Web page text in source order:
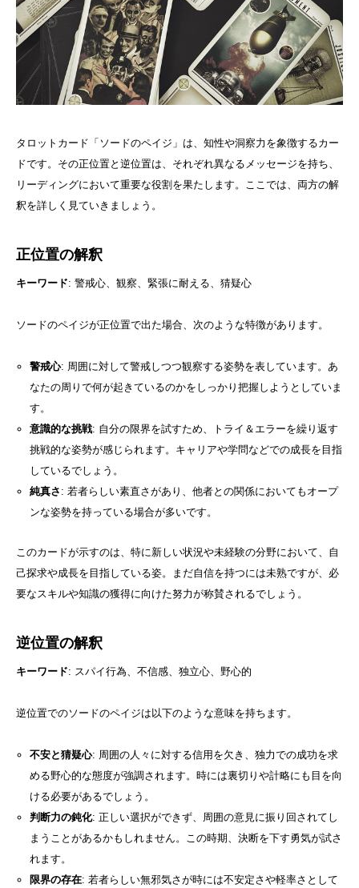
タロットカード「ソードのペイジ」は、知性や洞察力を象徴するカー
ドです。その正位置と逆位置は、それぞれ異なるメッセージを持ち、
リーディングにおいて重要な役割を果たします。ここでは、両方の解
釈を詳しく見ていきましょう。
正位置の解釈
キーワード: 警戒心、観察、緊張に耐える、猜疑心
ソードのペイジが正位置で出た場合、次のような特徴があります。
警戒心: 周囲に対して警戒しつつ観察する姿勢を表しています。あ
なたの周りで何が起きているのかをしっかり把握しようとしていま
す。
意識的な挑戦: 自分の限界を試すため、トライ＆エラーを繰り返す
挑戦的な姿勢が感じられます。キャリアや学問などでの成長を目指
しているでしょう。
純真さ : 若者らしい素直さがあり、他者との関係においてもオープ
ンな姿勢を持っている場合が多いです。
このカードが示すのは、特に新しい状況や未経験の分野において、自
己探求や成長を目指している姿。まだ自信を持つには未熟ですが、必
要なスキルや知識の獲得に向けた努力が称賛されるでしょう。
逆位置の解釈
キーワード: スパイ行為、不信感、独立心、野心的
逆位置でのソードのペイジは以下のような意味を持ちます。
不安と猜疑心: 周囲の人々に対する信用を欠き、独力での成功を求
める野心的な態度が強調されます。時には裏切りや計略にも目を向
ける必要があるでしょう。
判断力の鈍化: 正しい選択ができず、周囲の意見に振り回されてし
まうことがあるかもしれません。この時期、決断を下す勇気が試さ
れます。
限界の存在: 若者らしい無邪気さが時には不安定さや軽率さとして